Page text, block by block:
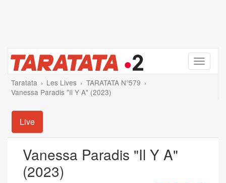
Menu
Taratata Les Lives
TARATATA N°579
Vanessa Paradis "Il Y A" (2023)
Live
Vanessa Paradis "Il Y A"
(2023)